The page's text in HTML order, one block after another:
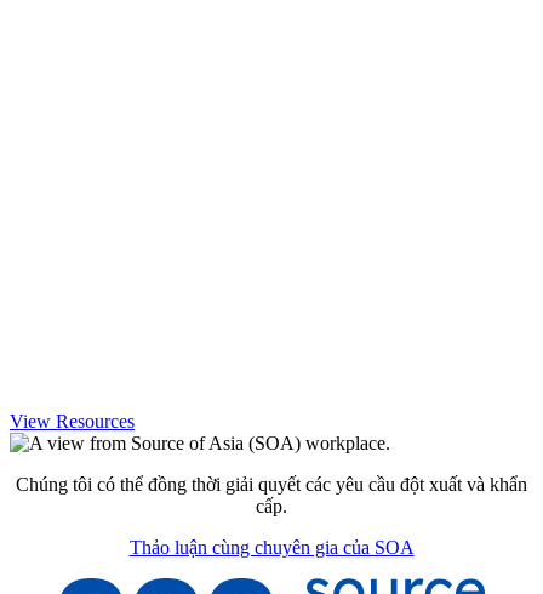
View Resources
Chúng tôi có thể đồng thời giải quyết các yêu cầu đột xuất và khẩn
cấp.
Thảo luận cùng chuyên gia của SOA